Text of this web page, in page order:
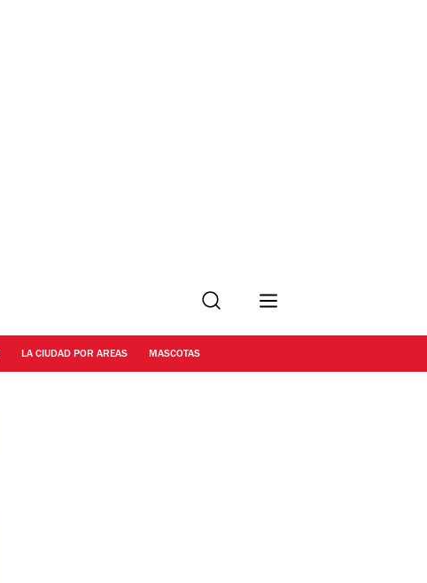
Buscar
LA CIUDAD POR AREAS MASCOTAS